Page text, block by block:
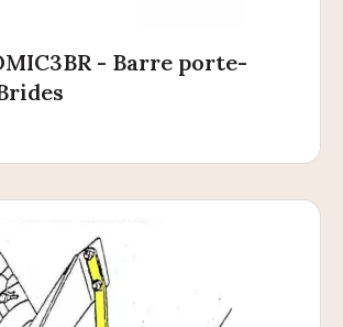
- Barre porte-